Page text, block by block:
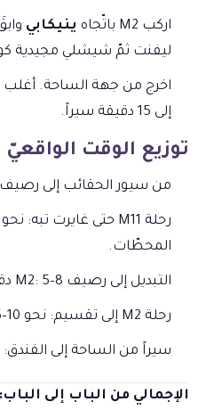
اركب M2 باتّجاه ينيكابي
ليفنت ثمّ شيشلي مجيدية
إلى 15 دقيقة سيراً.
توزيع الوقت الواقعيّ
من سيور الحقائب إلى رصيف M11: 8–12 دقيقة.
المحطّات.
التبديل إلى رصيف M2: 5–8 دقائق.
رحلة M2 إلى تقسيم: نحو 10–15 دقيقة.
سيراً من الساحة إلى الفندق: 5–15 دقيقة.
الإجمالي من الباب إلى الباب: نحو 70 إلى